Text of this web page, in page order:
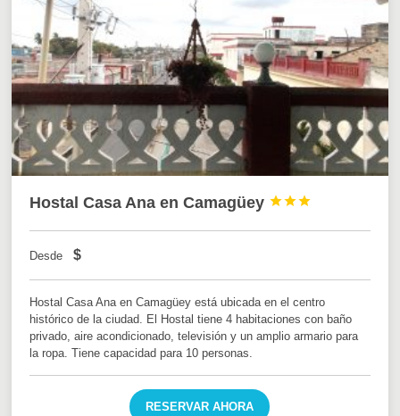
Hostal Casa Ana en Camagüey 


Desde $
Hostal Casa Ana en Camagüey está ubicada en el centro
histórico de la ciudad. El Hostal tiene 4 habitaciones con baño
privado, aire acondicionado, televisión y un amplio armario para
la ropa. Tiene capacidad para 10 personas.
RESERVAR AHORA